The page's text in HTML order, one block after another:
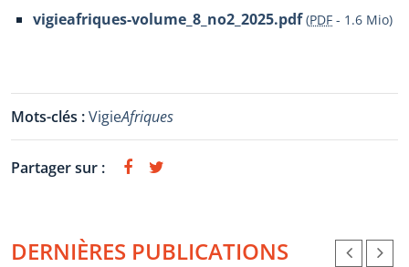
vigieafriques-volume_8_no2_2025.pdf (PDF - 1.6 Mio)
Mots-clés :VigieAfriques
Partager sur :
DERNIÈRES PUBLICATIONS